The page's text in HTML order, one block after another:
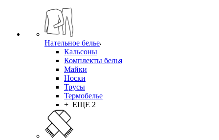
Нательное белье
Кальсоны
Комплекты белья
Майки
Носки
Трусы
Термобелье
+ ЕЩЕ 2